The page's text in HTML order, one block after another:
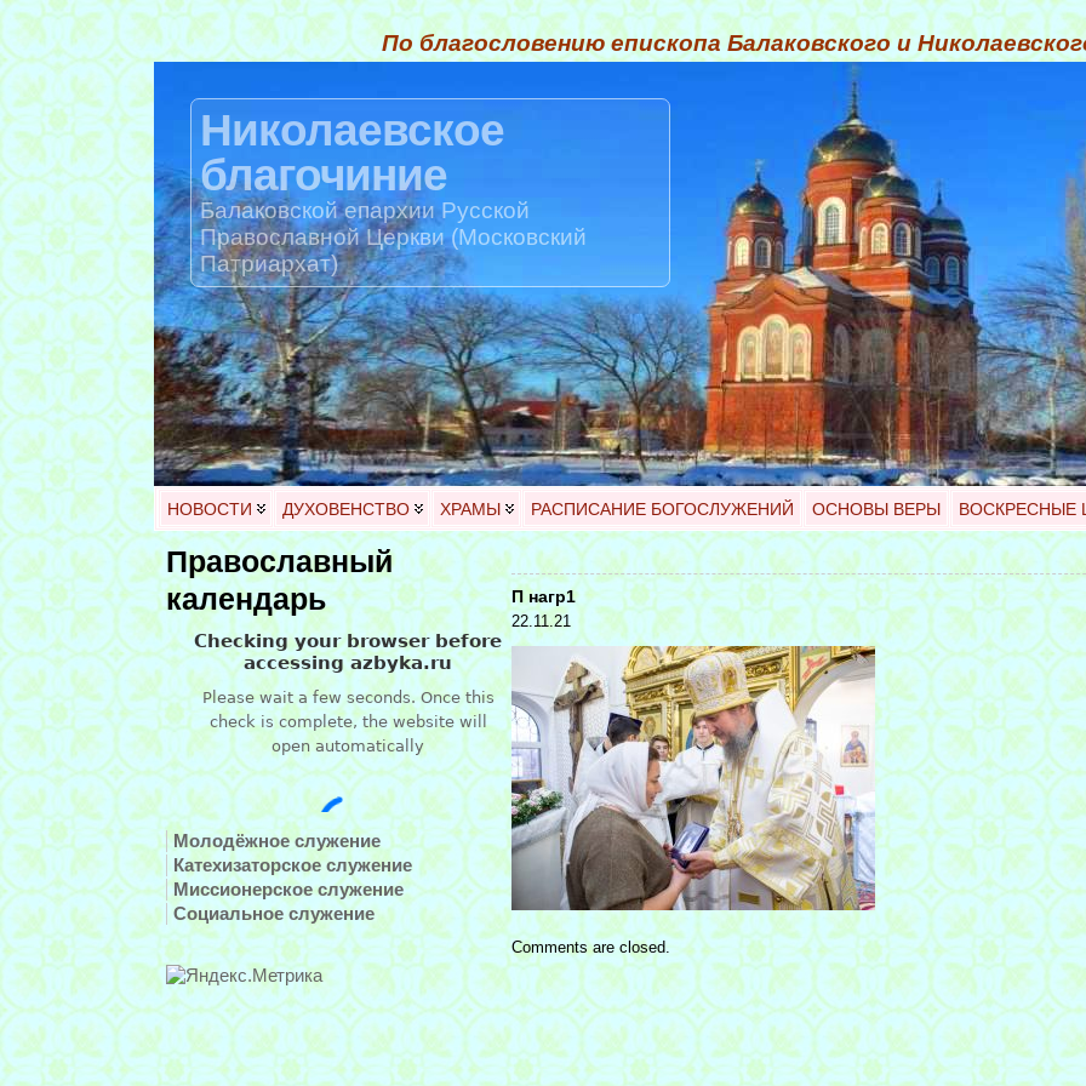
По благословению епископа Балаковского и
Николаевское
благочиние
Балаковской епархии Русской
Православной Церкви (Московский
Патриархат)
НОВОСТИ ДУХОВЕНСТВО ХРАМЫ РАСПИСАНИЕ БОГОСЛУЖЕНИЙ ОСНОВЫ ВЕРЫ ВОСКРЕСНЫЕ
Православный
календарь
Молодёжное служение
Катехизаторское служение
Миссионерское служение
Социальное служение
П нагр1
22.11.21
Comments are closed.